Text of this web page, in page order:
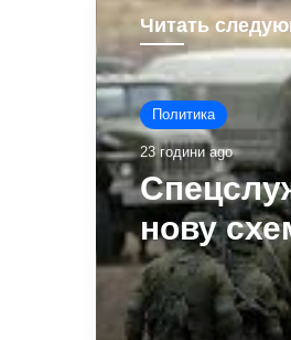
Читать
Политика
23 години ago
нову